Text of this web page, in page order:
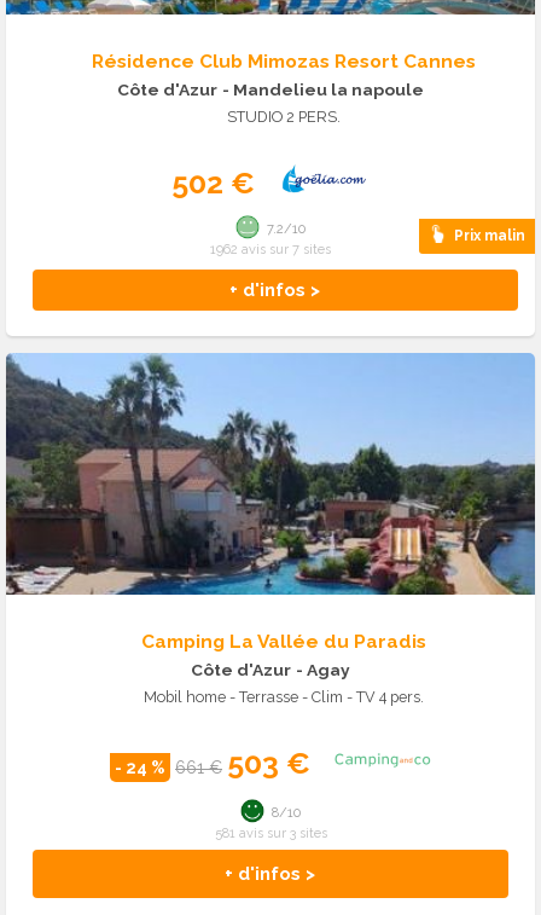
Résidence Club Mimozas Resort Cannes
Côte d'Azur - Mandelieu la napoule
STUDIO 2 PERS.
502 €
Prix malin
+ d'infos >
7.2/10
1962 avis sur 7 sites
Camping La Vallée du Paradis
Côte d'Azur - Agay
Mobil home - Terrasse - Clim - TV 4 pers.
- 24 % 661 € 503 €
+ d'infos >
8/10
581 avis sur 3 sites